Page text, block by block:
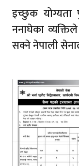
इच्छुक योग्यता
ननाघेका
सक्ने नेपाली